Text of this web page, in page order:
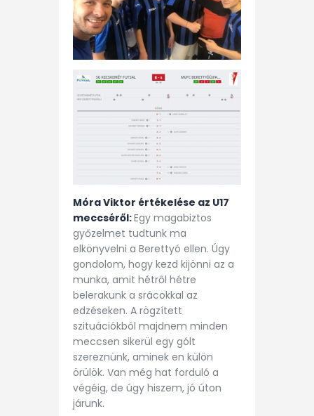
Móra Viktor értékelése az U17
meccséről:Egy magabiztos
győzelmet tudtunk ma
elkönyvelni a Berettyó ellen. Úgy
gondolom, hogy kezd kijönni az a
munka, amit hétről hétre
belerakunk a srácokkal az
edzéseken. A rögzített
szituációkból majdnem minden
meccsen sikerül egy gólt
szereznünk, aminek en külön
örülök. Van még hat forduló a
végéig, de úgy hiszem, jó úton
járunk.